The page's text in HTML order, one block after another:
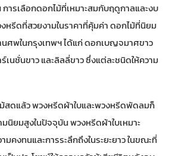
ารเลือกดอกไม้ที่เหมาะสมกับฤดูกาลและงบ
หรีดที่สวยงามในราคาที่คุ้มค่า ดอกไม้ที่นิยม
ศพในกรุงเทพฯ ได้แก่ ดอกเบญจมาศขาว
เนชั่นขาว และลิลลี่ขาว ซึ่งแต่ละชนิดให้ความ
สดแล้ว พวงหรีดผ้าใบและพวงหรีดพัดลมก็
นิยมสูงในปัจจุบัน พวงหรีดผ้าใบเหมาะ
คงทนและการระลึกถึงในระยะยาว ในขณะที่